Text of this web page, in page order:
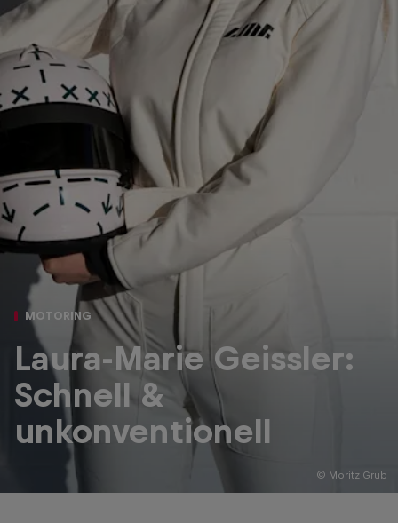
© Moritz Grub
MOTORING
Laura-Marie Geissler:
Schnell &
unkonventionell